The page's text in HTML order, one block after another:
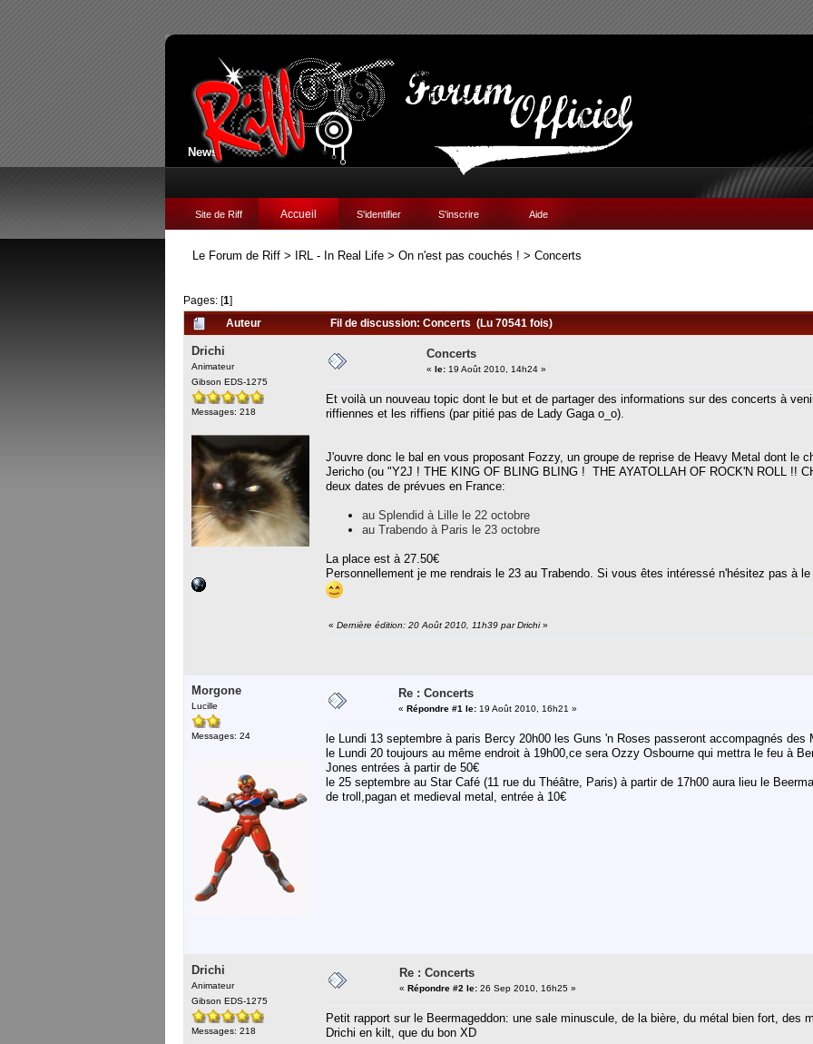
News:
Site de Riff Accueil S'identifier S'inscrire Aide
Le Forum de Riff > IRL - In Real Life > On n'est pas couchés ! > Concerts
Pages: [1]
Auteur Fil de discussion: Concerts (Lu 70541 fois)
Drichi
Animateur
Gibson EDS-1275
Messages: 218
Concerts
« le: 19 Août 2010, 14h24 »
Et voilà un nouveau topic dont le but et de partager des informations sur des concerts à
riffiennes et les riffiens (par pitié pas de Lady Gaga o_o).
J'ouvre donc le bal en vous proposant Fozzy, un groupe de reprise de Heavy Metal dont le
Jericho (ou "Y2J ! THE KING OF BLING BLING ! THE AYATOLLAH OF ROCK'N ROLL !!
deux dates de prévues en France:
au Splendid à Lille le 22 octobre
au Trabendo à Paris le 23 octobre
La place est à 27.50€
Personnellement je me rendrais le 23 au Trabendo. Si vous êtes intéressé n'hésitez pas à
« Dernière édition: 20 Août 2010, 11h39 par Drichi»
Morgone
Lucille
Messages: 24
Re : Concerts
« Répondre #1 le: 19 Août 2010, 16h21 »
le Lundi 13 septembre à paris Bercy 20h00 les Guns 'n Roses passeront accompagnés des
le Lundi 20 toujours au même endroit à 19h00,ce sera Ozzy Osbourne qui mettra le feu à
Jones entrées à partir de 50€
le 25 septembre au Star Café (11 rue du Théâtre, Paris) à partir de 17h00 aura lieu le
de troll,pagan et medieval metal, entrée à 10€
Drichi
Animateur
Gibson EDS-1275
Messages: 218
Re : Concerts
« Répondre #2 le: 26 Sep 2010, 16h25 »
Petit rapport sur le Beermageddon: une sale minuscule, de la bière, du métal bien fort, des
Drichi en kilt, que du bon XD